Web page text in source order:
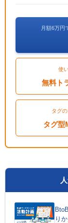
月額6万円
使
無料ト
タグ
タグ型
り